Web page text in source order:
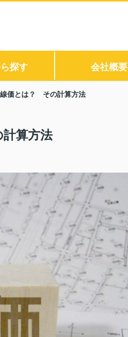
探す 会社概要
価とは？ その計算方法
算方法